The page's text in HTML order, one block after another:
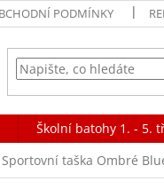
PODMÍNKY
Školní batohy 1. - 5.
Sportovní taška Ombré